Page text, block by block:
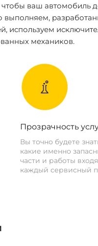
ваш автомобиль
выполняем,
используем
механиков.
Прозрачность
Вы точно будете
какие именно
части и работы
каждый сервисный